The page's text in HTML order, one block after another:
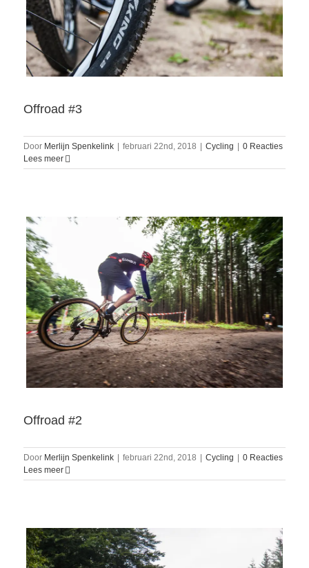
Offroad #3
Door Merlijn Spenkelink | februari 22nd, 2018 | Cycling | 0 Reacties
Lees meer
Offroad #2
Door Merlijn Spenkelink | februari 22nd, 2018 | Cycling | 0 Reacties
Lees meer